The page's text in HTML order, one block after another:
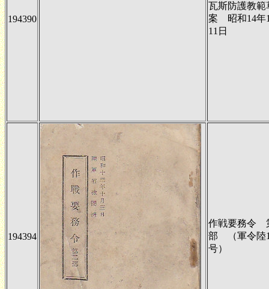
194390
瓦斯防護教範
案 昭和14年
11日
194394
作戦要務令
部 （軍令陸
号）